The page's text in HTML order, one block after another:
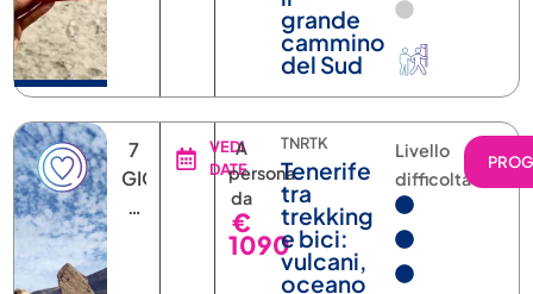
grande
cammino
del Sud
7
GIORNI
6
VEDI
DATE
A
persona
da
€
1090
TNRTK
Tenerife
tra
trekking
e bici:
vulcani,
oceano
Livello
difficoltà